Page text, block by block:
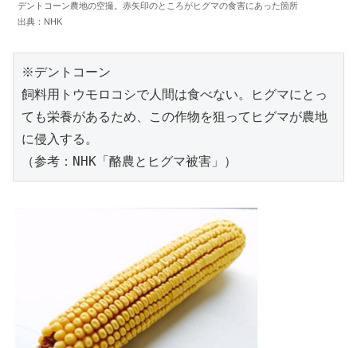
デントコーン農地の空撮。赤矢印のところがヒグマの食害にあった箇所
出典：NHK
※デントコーン
飼料用トウモロコシで人間は食べない。ヒグマにとっ
ても栄養があるため、この作物を狙ってヒグマが農地
に侵入する。
（参考：NHK「酪農とヒグマ被害」）